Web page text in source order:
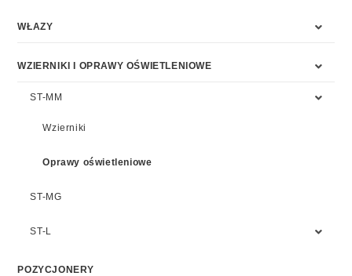
WŁAZY
WZIERNIKI I OPRAWY OŚWIETLENIOWE
ST-MM
Wzierniki
Oprawy oświetleniowe
ST-MG
ST-L
POZYCJONERY